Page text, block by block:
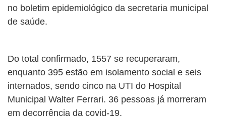
no boletim epidemiológico da secretaria municipal
de saúde.
Do total confirmado, 1557 se recuperaram,
enquanto 395 estão em isolamento social e seis
internados, sendo cinco na UTI do Hospital
Municipal Walter Ferrari. 36 pessoas já morreram
em decorrência da covid-19.